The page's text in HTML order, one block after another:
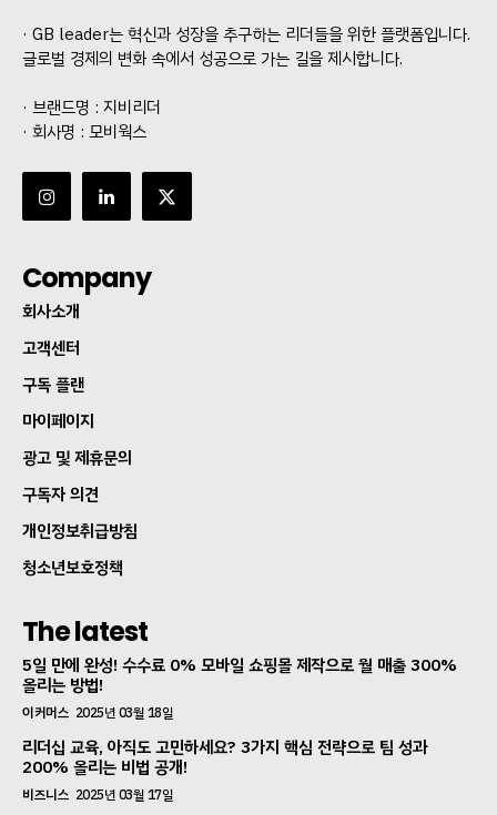
· GB leader는 혁신과 성장을 추구하는 리더들을 위한 플랫폼입니다.
글로벌 경제의 변화 속에서 성공으로 가는 길을 제시합니다.
· 브랜드명 : 지비리더
· 회사명 : 모비웍스
Company
회사소개
고객센터
구독 플랜
마이페이지
광고 및 제휴문의
구독자 의견
개인정보취급방침
청소년보호정책
The latest
5일 만에 완성! 수수료 0% 모바일 쇼핑몰 제작으로 월 매출 300%
올리는 방법!
이커머스 2025년 03월 18일
리더십 교육, 아직도 고민하세요? 3가지 핵심 전략으로 팀 성과
200% 올리는 비법 공개!
비즈니스 2025년 03월 17일